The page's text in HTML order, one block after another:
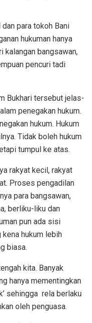
para tokoh Bani
hukuman hanya
kalangan bangsawan,
pencuri tadi
Bukhari tersebut jelas-
penegakan hukum.
hukum. Hukum
Tidak boleh hukum
tumpul ke atas.
rakyat kecil, rakyat
Proses pengadilan
para bangsawan,
berliku-liku dan
pun ada sisi
hukum lebih
biasa.
kita. Banyak
hanya mementingkan
sehingga rela berlaku
oleh penguasa.